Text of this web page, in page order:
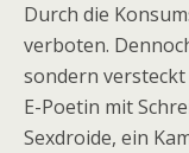
Durch die
verboten.
sondern
E-Poetin mit
Sexdroide, ein